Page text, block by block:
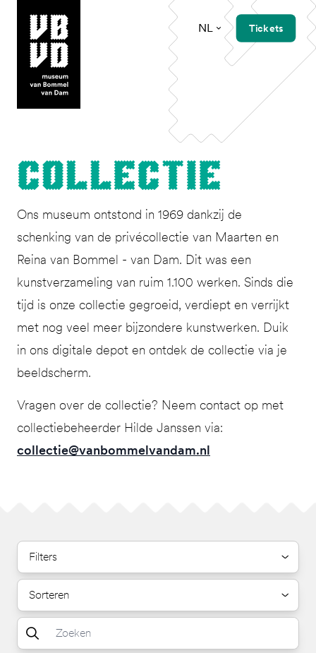
museum van Bommel van Dam
NL Tickets
Col­lec­tie
Ons museum ontstond in 1969 dankzij de
schenking van de privécollectie van Maarten en
Reina van Bommel - van Dam. Dit was een
kunstverzameling van ruim 1.100 werken. Sinds die
tijd is onze collectie gegroeid, verdiept en verrijkt
met nog veel meer bijzondere kunstwerken. Duik
in ons digitale depot en ontdek de collectie via je
beeldscherm.
Vragen over de collectie? Neem contact op met
collectiebeheerder Hilde Janssen via:
collectie@vanbommelvandam.nl
Filters
Sorteren